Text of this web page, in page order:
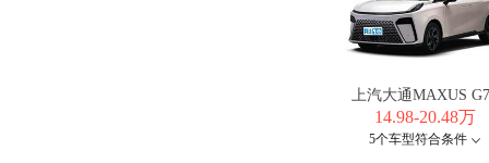
上汽大通MAXUS
14.98-20.48万
5个车型符合条件